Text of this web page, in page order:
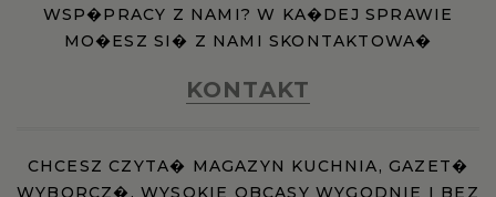
WSP�PRACY Z NAMI? W KA�DEJ SPRAWIE
MO�ESZ SI� Z NAMI SKONTAKTOWA�
KONTAKT
CHCESZ CZYTA� MAGAZYN KUCHNIA, GAZET�
WYBORCZ�, WYSOKIE OBCASY WYGODNIE I BEZ